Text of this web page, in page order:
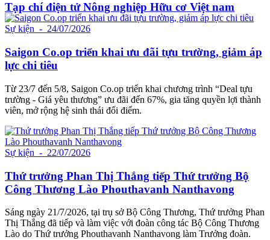
Tạp chí điện tử Nông nghiệp Hữu cơ Việt nam
Sự kiện - 24/07/2026
Saigon Co.op triển khai ưu đãi tựu trường, giảm áp
lực chi tiêu
Từ 23/7 đến 5/8, Saigon Co.op triển khai chương trình “Deal tựu
trường - Giá yêu thương” ưu đãi đến 67%, gia tăng quyền lợi thành
viên, mở rộng hệ sinh thái đổi điểm.
Sự kiện - 22/07/2026
Thứ trưởng Phan Thị Thắng tiếp Thứ trưởng Bộ
Công Thương Lào Phouthavanh Nanthavong
Sáng ngày 21/7/2026, tại trụ sở Bộ Công Thương, Thứ trưởng Phan
Thị Thắng đã tiếp và làm việc với đoàn công tác Bộ Công Thương
Lào do Thứ trưởng Phouthavanh Nanthavong làm Trưởng đoàn.